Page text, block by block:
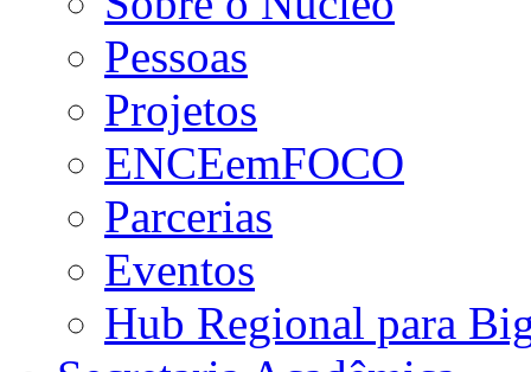
Pessoas
Projetos
ENCEemFOCO
Parcerias
Eventos
Hub Regional para